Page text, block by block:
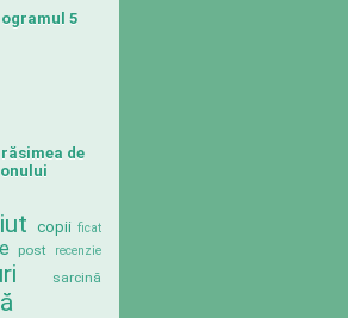
5
de
copii ficat
post
recenzie
sarcină